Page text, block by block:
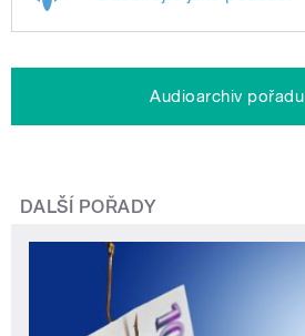
Audioarchiv pořadu
DALŠÍ POŘADY